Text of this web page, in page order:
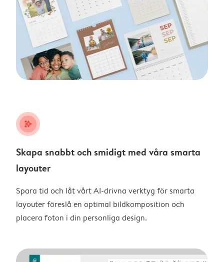
stars_plus
Skapa snabbt och smidigt med våra smarta
layouter
Spara tid och låt vårt AI-drivna verktyg för smarta
layouter föreslå en optimal bildkomposition och
placera foton i din personliga design.